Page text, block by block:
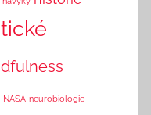
NASA neurobiologie